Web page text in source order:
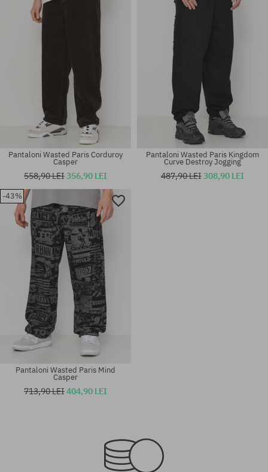
Mărimi existente:
30; 32; 34
Pantaloni Wasted Paris Corduroy
Casper
558,90 LEI356,90 LEI
Pantaloni Wasted Paris Kingdom
Curve Destroy Jogging
487,90 LEI308,90 LEI
-43%
Pantaloni Wasted Paris Mind
Casper
713,90 LEI404,90 LEI